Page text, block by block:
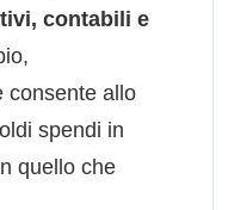
contabili e
consente allo
spendi in
quello che